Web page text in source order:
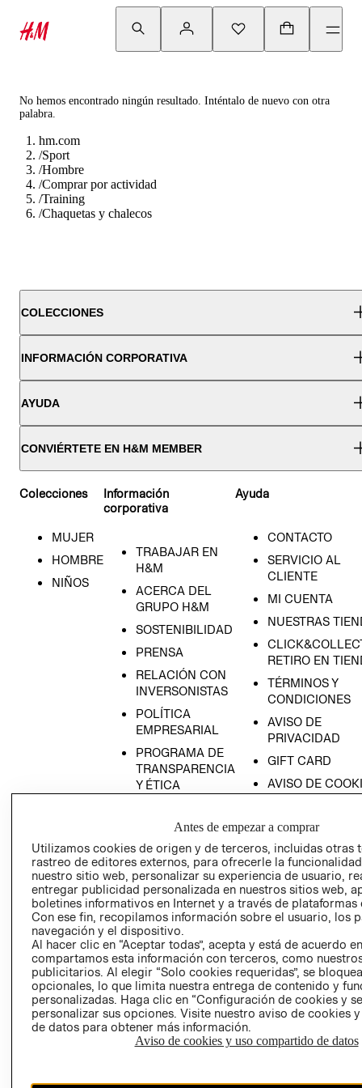
No hemos encontrado ningún resultado. Inténtalo de nuevo con otra
palabra.
hm.com
/Sport
/Hombre
/Comprar por actividad
/Training
/Chaquetas y chalecos
COLECCIONES
INFORMACIÓN CORPORATIVA
AYUDA
CONVIÉRTETE EN H&M MEMBER
Colecciones
MUJER
HOMBRE
NIÑOS
Información
corporativa
TRABAJAR EN
H&M
ACERCA DEL
GRUPO H&M
SOSTENIBILIDAD
PRENSA
RELACIÓN CON
INVERSONISTAS
POLÍTICA
EMPRESARIAL
PROGRAMA DE
TRANSPARENCIA
Y ÉTICA
PROGRAMA DE
Y ÉTICA (INGLÉS)
Ayuda
CONTACTO
SERVICIO AL
CLIENTE
MI CUENTA
NUESTRAS
RETIRO EN
TÉRMINOS Y
CONDICIONES
AVISO DE
PRIVACIDAD
GIFT CARD
AVISO DE
DE INDUSTRIA Y
COMERCIO - SIC
PETICIONES
QUEJAS Y
RECLAMOS
Colombia ($)
CAMBIAR REGIÓN
Antes de empezar a comprar
Utilizamos cookies de origen y de terceros, incluidas otras
rastreo de editores externos, para ofrecerle la
nuestro sitio web, personalizar su experiencia de usuario,
entregar publicidad personalizada en nuestros sitios web,
boletines informativos en Internet y a través de plataformas
Con ese fin, recopilamos información sobre el usuario, los
navegación y el dispositivo.
Al hacer clic en “Aceptar todas”, acepta y está de acuerdo
compartamos esta información con terceros, como
publicitarios. Al elegir “Solo cookies requeridas”, se
opcionales, lo que limita nuestra entrega de contenido y
personalizadas. Haga clic en “Configuración de cookies y
personalizar sus opciones. Visite nuestro aviso de cookies
de datos para obtener más información.
Aviso de cookies y uso compartido de datos